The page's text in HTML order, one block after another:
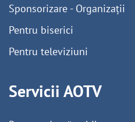
Sponsorizare - Organizații
Pentru biserici
Pentru televiziuni
Servicii AOTV